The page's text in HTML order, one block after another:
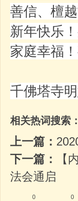
善信、檀
新年快乐
家庭幸福
千佛塔寺
相关热词搜索：
上一篇：
下一篇：
【
法会通启
0 0